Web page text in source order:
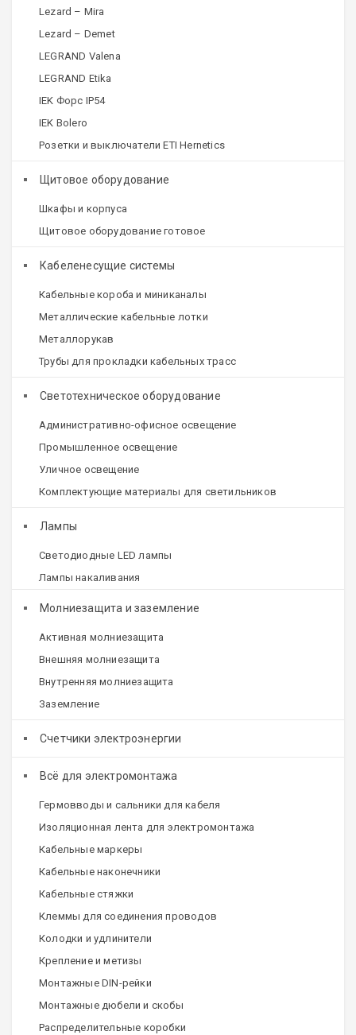
Lezard – Mira
Lezard – Demet
LEGRAND Valena
LEGRAND Etika
IEK Форс IP54
IEK Bolero
Розетки и выключатели ETI Hernetics
Щитовое оборудование
Шкафы и корпуса
Щитовое оборудование готовое
Кабеленесущие системы
Кабельные короба и миниканалы
Металлические кабельные лотки
Металлорукав
Трубы для прокладки кабельных трасс
Светотехническое оборудование
Административно-офисное освещение
Промышленное освещение
Уличное освещение
Комплектующие материалы для светильников
Лампы
Светодиодные LED лампы
Лампы накаливания
Молниезащита и заземление
Активная молниезащита
Внешняя молниезащита
Внутренняя молниезащита
Заземление
Счетчики электроэнергии
Всё для электромонтажа
Гермовводы и сальники для кабеля
Изоляционная лента для электромонтажа
Кабельные маркеры
Кабельные наконечники
Кабельные стяжки
Клеммы для соединения проводов
Колодки и удлинители
Крепление и метизы
Монтажные DIN-рейки
Монтажные дюбели и скобы
Распределительные коробки